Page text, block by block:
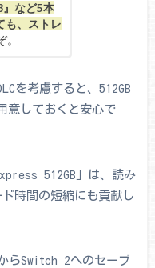
』など5本
も、ストレ
を考慮すると、512GB
意しておくと安心で
512GB」は、読み
時間の短縮にも貢献し
らSwitch 2へのセーブ